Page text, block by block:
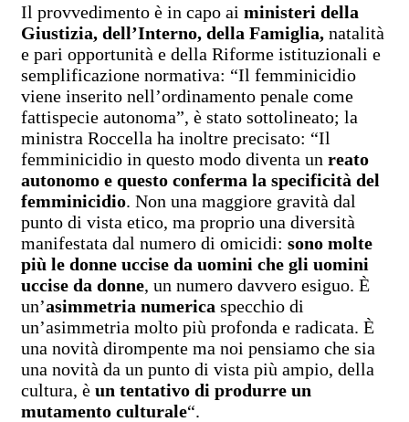
Il provvedimento è in capo ai ministeri della
Giustizia, dell’Interno, della Famiglia, natalità
e pari opportunità e della Riforme istituzionali e
semplificazione normativa: “Il femminicidio
viene inserito nell’ordinamento penale come
fattispecie autonoma”, è stato sottolineato; la
ministra Roccella ha inoltre precisato: “Il
femminicidio in questo modo diventa un reato
autonomo e questo conferma la specificità del
femminicidio. Non una maggiore gravità dal
punto di vista etico, ma proprio una diversità
manifestata dal numero di omicidi: sono molte
più le donne uccise da uomini che gli uomini
uccise da donne, un numero davvero esiguo. È
un’asimmetria numerica specchio di
un’asimmetria molto più profonda e radicata. È
una novità dirompente ma noi pensiamo che sia
una novità da un punto di vista più ampio, della
cultura, è un tentativo di produrre un
mutamento culturale“.